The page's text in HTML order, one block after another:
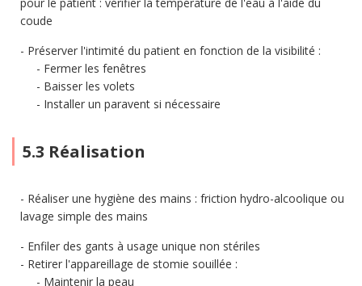
coude
Préserver l'intimité du patient en fonction de la visibilité :
Fermer les fenêtres
Baisser les volets
Installer un paravent si nécessaire
5.3 Réalisation
Réaliser une hygiène des mains : friction hydro-alcoolique ou
lavage simple des mains
Enfiler des gants à usage unique non stériles
Retirer l'appareillage de stomie souillée :
Maintenir la peau